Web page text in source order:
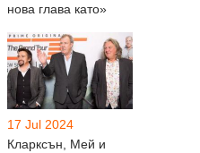
нова глава като»
17 Jul 2024
Кларксън, Мей и